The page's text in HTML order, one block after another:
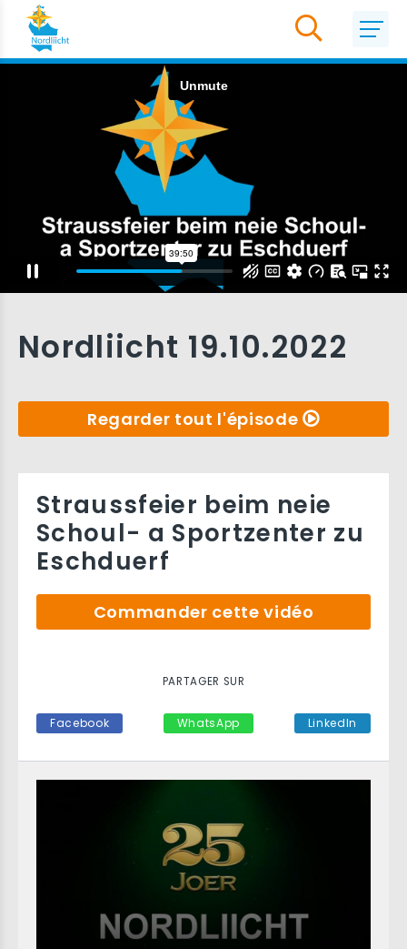
Nordliicht 19.10.2022
Regarder tout l'épisode
Straussfeier beim neie
Schoul- a Sportzenter zu
Eschduerf
Commander cette vidéo
PARTAGER SUR
Facebook WhatsApp LinkedIn